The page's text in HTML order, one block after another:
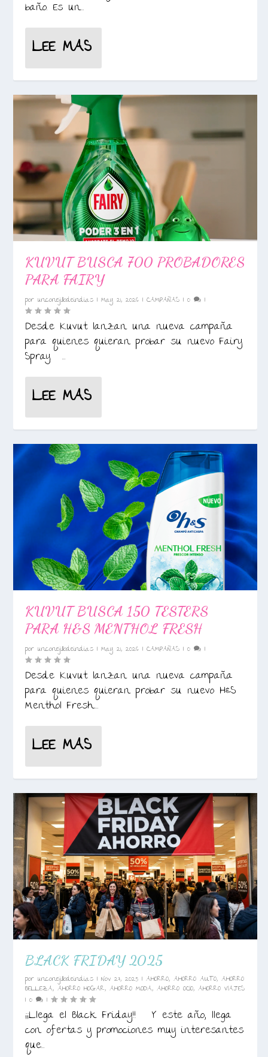
baño. Es un...
LEE MAS
KUVUT BUSCA 700 PROBADORES
PARA FAIRY
porunconejillodeindias |May 21, 2026 |CAMPAÑAS |0 |
Desde Kuvut lanzan una nueva campaña
para quienes quieran probar su nuevo Fairy
Spray. ...
LEE MAS
KUVUT BUSCA 150 TESTERS
PARA H&S MENTHOL FRESH
porunconejillodeindias |May 21, 2026 |CAMPAÑAS |0 |
Desde Kuvut lanzan una nueva campaña
para quienes quieran probar su nuevo H&S
Menthol Fresh....
LEE MAS
BLACK FRIDAY 2025
porunconejillodeindias |Nov 27, 2025 |AHORRO,AHORRO AUTO,AHORRO
BELLEZA,AHORRO HOGAR,AHORRO MODA,AHORRO OCIO,AHORRO VIAJES
|0 |
¡¡Llega el Black Friday!! Y este año, llega
con ofertas y promociones muy interesantes
que...